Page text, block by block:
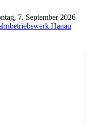
7. September 2026
Hanau